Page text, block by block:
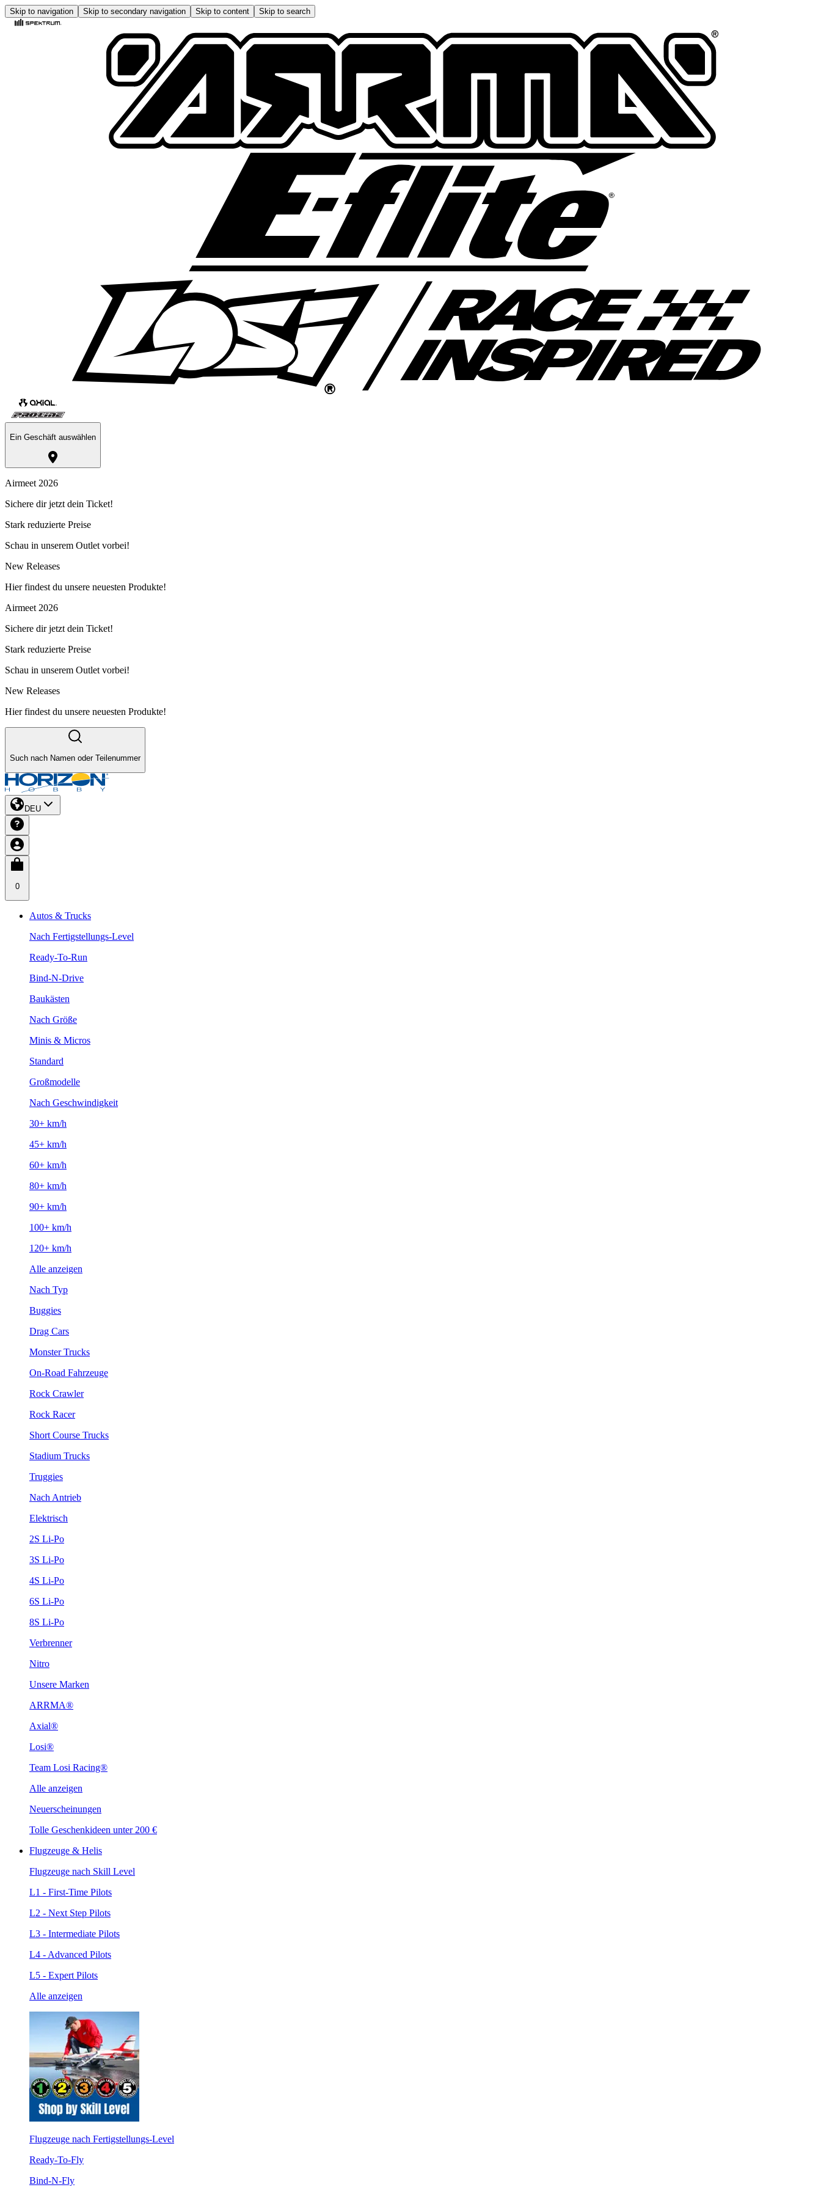
Skip to navigation Skip to secondary navigation Skip to content Skip to search
Ein Geschäft auswählen
Airmeet 2026
Sichere dir jetzt dein Ticket!
Stark reduzierte Preise
Schau in unserem Outlet vorbei!
New Releases
Hier findest du unsere neuesten Produkte!
Airmeet 2026
Sichere dir jetzt dein Ticket!
Stark reduzierte Preise
Schau in unserem Outlet vorbei!
New Releases
Hier findest du unsere neuesten Produkte!
Such nach Namen oder Teilenummer
DEU
0
Autos & Trucks
Nach Fertigstellungs-Level
Ready-To-Run
Bind-N-Drive
Baukästen
Nach Größe
Minis & Micros
Standard
Großmodelle
Nach Geschwindigkeit
30+ km/h
45+ km/h
60+ km/h
80+ km/h
90+ km/h
100+ km/h
120+ km/h
Alle anzeigen
Nach Typ
Buggies
Drag Cars
Monster Trucks
On-Road Fahrzeuge
Rock Crawler
Rock Racer
Short Course Trucks
Stadium Trucks
Truggies
Nach Antrieb
Elektrisch
2S Li-Po
3S Li-Po
4S Li-Po
6S Li-Po
8S Li-Po
Verbrenner
Nitro
Unsere Marken
ARRMA®
Axial®
Losi®
Team Losi Racing®
Alle anzeigen
Neuerscheinungen
Tolle Geschenkideen unter 200 €
Flugzeuge & Helis
Flugzeuge nach Skill Level
L1 - First-Time Pilots
L2 - Next Step Pilots
L3 - Intermediate Pilots
L4 - Advanced Pilots
L5 - Expert Pilots
Alle anzeigen
Flugzeuge nach Fertigstellungs-Level
Ready-To-Fly
Bind-N-Fly